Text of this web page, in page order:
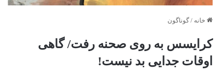
خانه / گوناگون
کرایسس به روی صحنه رفت/ گاهی
اوقات جدایی بد نیست!